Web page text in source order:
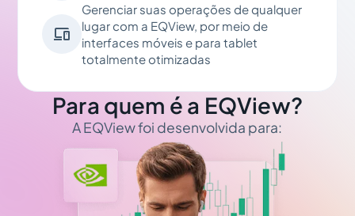

Gerenciar suas operações de qualquer
lugar com a EQView, por meio de
interfaces móveis e para tablet
totalmente otimizadas
Para quem é a EQView?
A EQView foi desenvolvida para: